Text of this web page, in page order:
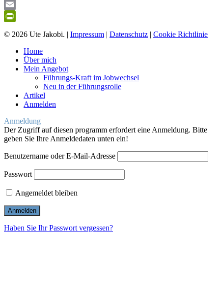
Email
© 2026 Ute Jakobi. | Impressum | Datenschutz | Cookie Richtlinie
Close
Menu
Home
Über mich
Mein Angebot
Führungs-Kraft im Jobwechsel
Neu in der Führungsrolle
Artikel
Anmelden
Anmeldung
Der Zugriff auf diesen programm erfordert eine Anmeldung. Bitte
geben Sie Ihre Anmeldedaten unten ein!
Benutzername oder E-Mail-Adresse
Passwort
Angemeldet bleiben
Haben Sie Ihr Passwort vergessen?